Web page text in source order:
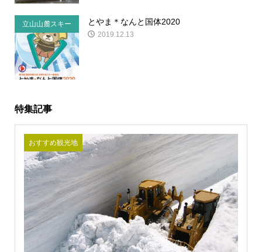
立山山麓スキー
場の事
とやま＊なんと国体2020
2019.12.13
特集記事
おすすめ観光地